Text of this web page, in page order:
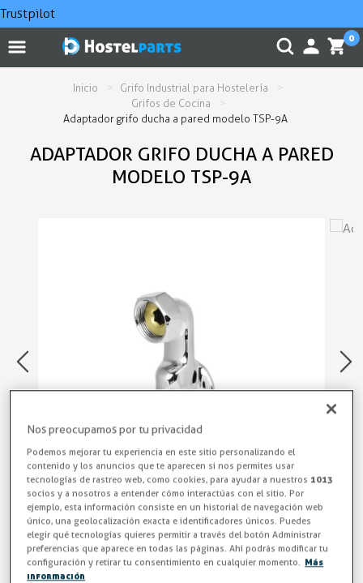
Trustpilot
0
Inicio
Grifo Industrial para Hostelería
Grifos de Cocina
Adaptador grifo ducha a pared modelo TSP-9A
ADAPTADOR GRIFO DUCHA A PARED
MODELO TSP-9A
Adaptador para Grifos Industriales
Adaptador a pared para conectar grifos ducha serie TS,
Nos preocupamos por tu privacidad
Podemos mejorar tu experiencia en este sitio personalizando el
contenido y los anuncios que te aparecen si nos permites usar
tecnologías de rastreo web, como cookies, para ayudar a nuestros 1013
socios y a nosotros a entender cómo interactúas con el sitio. Por
ejemplo, esta información consiste en un historial de navegación web
único, una geolocalización exacta e identificadores únicos. Puedes
elegir qué tecnologías quieres permitir a través del botón Administrar
preferencias que aparece en todas las páginas. Ahí podrás modificar tu
configuración y retirar tu consentimiento en cualquier momento. Más
información